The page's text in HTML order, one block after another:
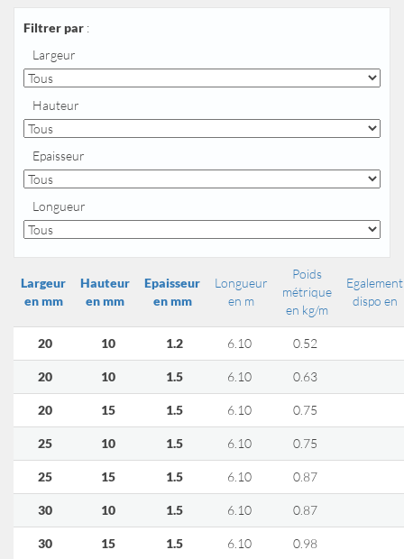
Filtrer par :
Largeur
Hauteur
Epaisseur
Longueur
Largeur
en mm
Hauteur
en mm
Epaisseur
en mm
Longueur
en m
Poids
métrique
en kg/m
Egalement
dispo en
20 10 1.2 6.10 0.52
20 10 1.5 6.10 0.63
20 15 1.5 6.10 0.75
25 10 1.5 6.10 0.75
25 15 1.5 6.10 0.87
30 10 1.5 6.10 0.87
30 15 1.5 6.10 0.98